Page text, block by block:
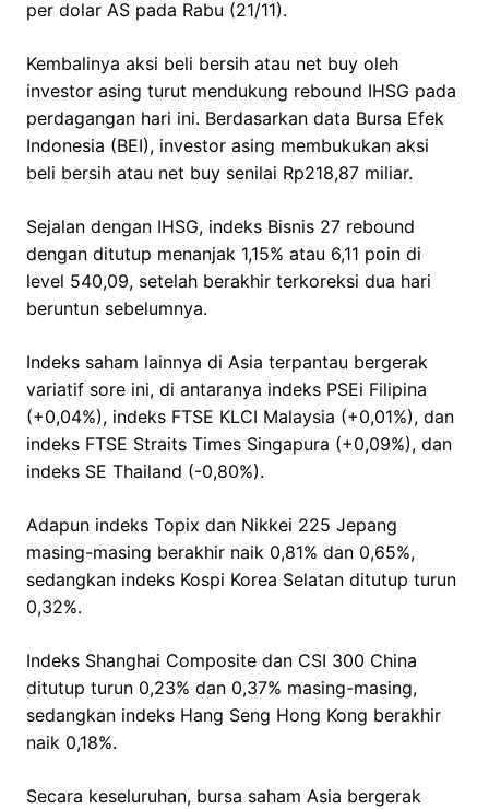
per dolar AS pada Rabu (21/11).
Kembalinya aksi beli bersih atau net buy oleh
investor asing turut mendukung rebound IHSG pada
perdagangan hari ini. Berdasarkan data Bursa Efek
Indonesia (BEI), investor asing membukukan aksi
beli bersih atau net buy senilai Rp218,87 miliar.
Sejalan dengan IHSG, indeks Bisnis 27 rebound
dengan ditutup menanjak 1,15% atau 6,11 poin di
level 540,09, setelah berakhir terkoreksi dua hari
beruntun sebelumnya.
Indeks saham lainnya di Asia terpantau bergerak
variatif sore ini, di antaranya indeks PSEi Filipina
(+0,04%), indeks FTSE KLCI Malaysia (+0,01%), dan
indeks FTSE Straits Times Singapura (+0,09%), dan
indeks SE Thailand (-0,80%).
Adapun indeks Topix dan Nikkei 225 Jepang
masing-masing berakhir naik 0,81% dan 0,65%,
sedangkan indeks Kospi Korea Selatan ditutup turun
0,32%.
Indeks Shanghai Composite dan CSI 300 China
ditutup turun 0,23% dan 0,37% masing-masing,
sedangkan indeks Hang Seng Hong Kong berakhir
naik 0,18%.
Secara keseluruhan, bursa saham Asia bergerak